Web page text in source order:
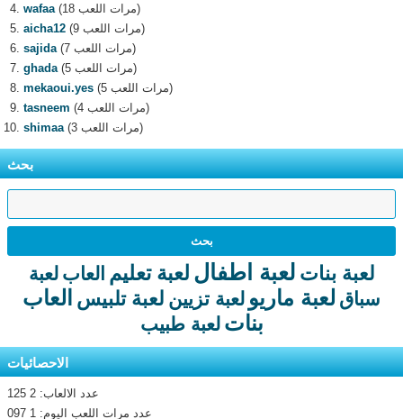
wafaa
(18 مرات اللعب)
aicha12
(9 مرات اللعب)
sajida
(7 مرات اللعب)
ghada
(5 مرات اللعب)
mekaoui.yes
(5 مرات اللعب)
tasneem
(4 مرات اللعب)
shimaa
(3 مرات اللعب)
بحث
لعبة بنات لعبة اطفال لعبة تعليم العاب لعبة
سباق لعبة ماريو لعبة تزيين لعبة تلبيس العاب
بنات لعبة طبيب
الاحصائيات
عدد الالعاب: 2 125
عدد مرات اللعب اليوم: 1 097